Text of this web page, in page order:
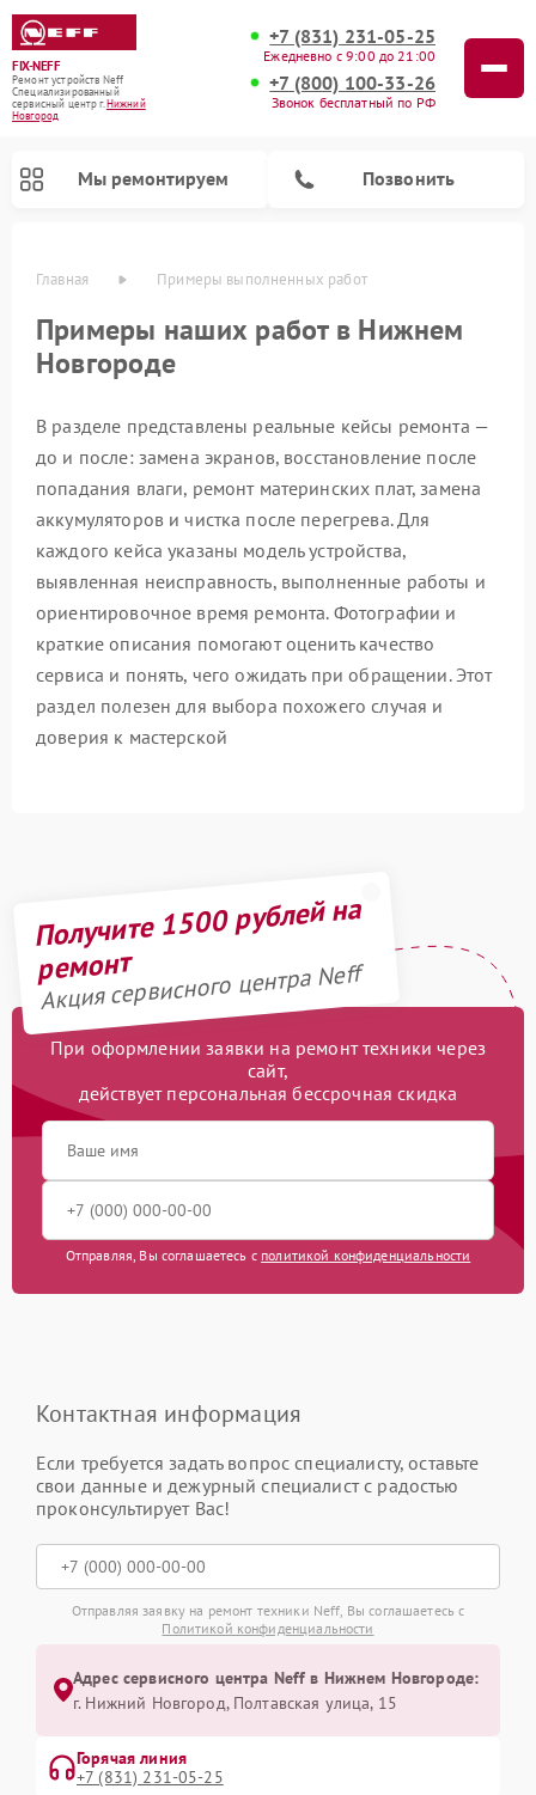
FIX-NEFF
Ремонт устройств Neff
Специализированный
cервисный центр г.Нижний
Новгород
+7 (831) 231-05-25
Ежедневно с 9:00 до 21:00
+7 (800) 100-33-26
Звонок бесплатный по РФ
Мы ремонтируем Позвонить
Главная Примеры выполненных работ
Примеры наших работ в Нижнем
Новгороде
В разделе представлены реальные кейсы ремонта —
до и после: замена экранов, восстановление после
попадания влаги, ремонт материнских плат, замена
аккумуляторов и чистка после перегрева. Для
каждого кейса указаны модель устройства,
выявленная неисправность, выполненные работы и
ориентировочное время ремонта. Фотографии и
краткие описания помогают оценить качество
сервиса и понять, чего ожидать при обращении. Этот
раздел полезен для выбора похожего случая и
доверия к мастерской
Получите 1500 рублей на
ремонт
Акция сервисного центра Neff
При оформлении заявки на ремонт техники через
сайт,
действует персональная бессрочная скидка
Отправляя, Вы соглашаетесь с политикой конфиденциальности
Контактная информация
Если требуется задать вопрос специалисту, оставьте
свои данные и дежурный специалист с радостью
проконсультирует Вас!
Отправляя заявку на ремонт техники Neff, Вы соглашаетесь с
Политикой конфиденциальности
Адрес сервисного центра Neff в Нижнем Новгороде:
г. Нижний Новгород, Полтавская улица, 15
Горячая линия
+7 (831) 231-05-25